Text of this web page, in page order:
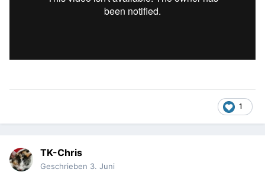
1
TK-Chris
Geschrieben 3. Juni